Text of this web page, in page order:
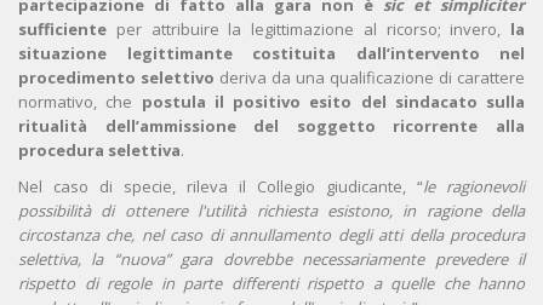
partecipazione di fatto alla gara non è sic et simpliciter
sufficiente per attribuire la legittimazione al ricorso; invero, la
situazione legittimante costituita dall’intervento nel
procedimento selettivo deriva da una qualificazione di carattere
normativo, che postula il positivo esito del sindacato sulla
ritualità dell’ammissione del soggetto ricorrente
alla
procedura selettiva.
Nel caso di specie, rileva il Collegio giudicante, “le ragionevoli
possibilità di ottenere l'utilità richiesta esistono, in ragione della
circostanza che, nel caso di annullamento degli atti della procedura
selettiva, la “nuova” gara dovrebbe necessariamente prevedere il
rispetto di regole in parte differenti rispetto a quelle che hanno